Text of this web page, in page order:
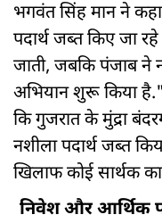
भगवंत सिंह मान ने
पदार्थ जब्त किए जा
जाती, जबकि पंजाब
अभियान शुरू किया है."
कि गुजरात के मुंद्रा
नशीला पदार्थ जब्त
खिलाफ कोई सार्थक
निवेश और आर्थिक